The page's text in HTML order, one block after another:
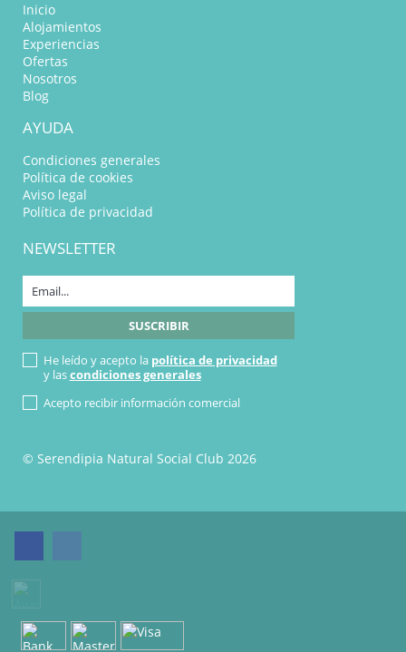
Inicio
Alojamientos
Experiencias
Ofertas
Nosotros
Blog
AYUDA
Condiciones generales
Política de cookies
Aviso legal
Política de privacidad
NEWSLETTER
He leído y acepto la política de privacidad
y lascondiciones generales
Acepto recibir información comercial
© Serendipia Natural Social Club 2026